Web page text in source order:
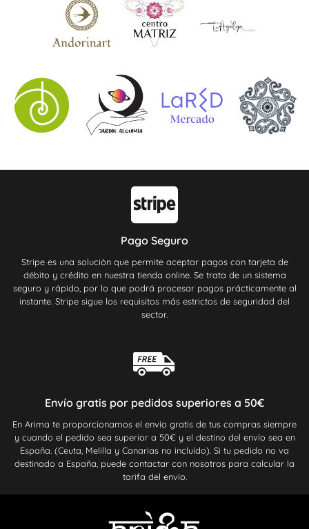
Pago Seguro
Stripe es una solución que permite aceptar pagos con tarjeta de
débito y crédito en nuestra tienda online. Se trata de un sistema
seguro y rápido, por lo que podrá procesar pagos prácticamente al
instante. Stripe sigue los requisitos más estrictos de seguridad del
sector.
Envío gratis por pedidos superiores a 50€
En Arima te proporcionamos el envío gratis de tus compras siempre
y cuando el pedido sea superior a 50€ y el destino del envío sea en
España. (Ceuta, Melilla y Canarias no incluído). Si tu pedido no va
destinado a España, puede contactar con nosotros para calcular la
tarifa del envío.